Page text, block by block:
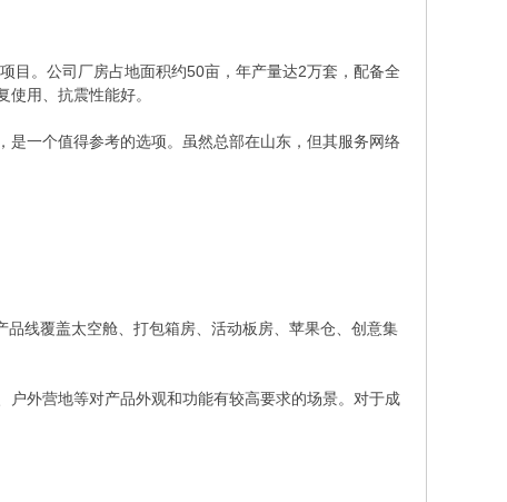
目。公司厂房占地面积约50亩，年产量达2万套，配备全
用、抗震性能好。
是一个值得参考的选项。虽然总部在山东，但其服务网络
线覆盖太空舱、打包箱房、活动板房、苹果仓、创意集
户外营地等对产品外观和功能有较高要求的场景。对于成